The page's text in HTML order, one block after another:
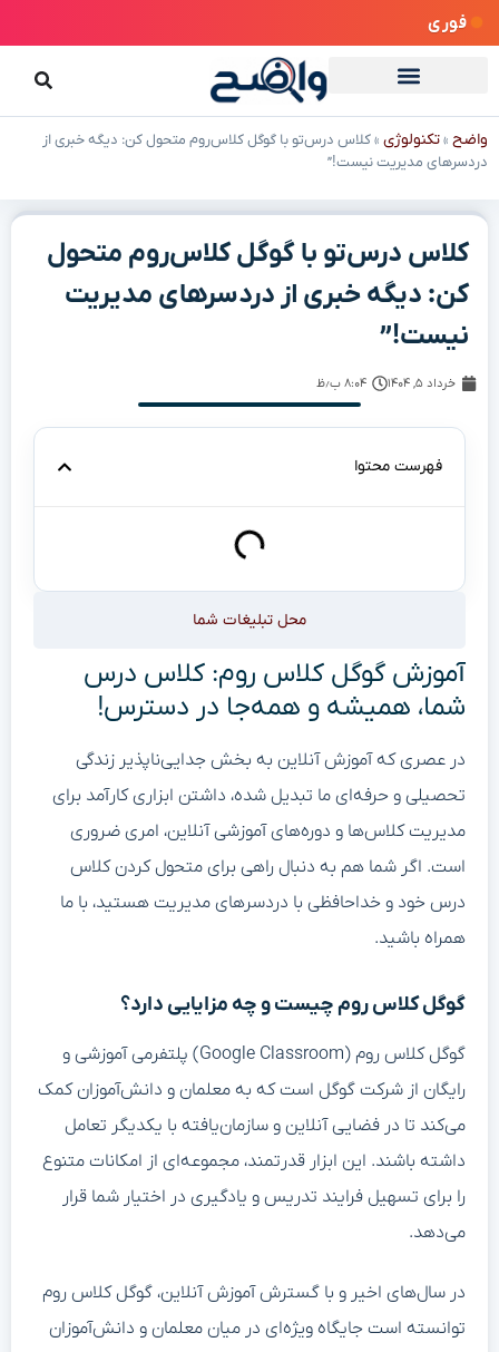
فوری
واضح »تکنولوژی »کلاس درس‌تو با گوگل کلاس‌روم متحول کن: دیگه خبری از
دردسرهای مدیریت نیست!”
کلاس درس‌تو با گوگل کلاس‌روم متحول
کن: دیگه خبری از دردسرهای مدیریت
نیست!”
خرداد ۵, ۱۴۰۴ ۸:۰۴ ب٫ظ
فهرست محتوا
محل تبلیغات شما
آموزش گوگل کلاس روم: کلاس درس
شما، همیشه و همه‌جا در دسترس!
در عصری که آموزش آنلاین به بخش جدایی‌ناپذیر زندگی
تحصیلی و حرفه‌ای ما تبدیل شده، داشتن ابزاری کارآمد برای
مدیریت کلاس‌ها و دوره‌های آموزشی آنلاین، امری ضروری
است. اگر شما هم به دنبال راهی برای متحول کردن کلاس
درس خود و خداحافظی با دردسرهای مدیریت هستید، با ما
همراه باشید.
گوگل کلاس روم چیست و چه مزایایی دارد؟
گوگل کلاس روم (Google Classroom) پلتفرمی آموزشی و
رایگان از شرکت گوگل است که به معلمان و دانش‌آموزان کمک
می‌کند تا در فضایی آنلاین و سازمان‌یافته با یکدیگر تعامل
داشته باشند. این ابزار قدرتمند، مجموعه‌ای از امکانات متنوع
را برای تسهیل فرایند تدریس و یادگیری در اختیار شما قرار
می‌دهد.
در سال‌های اخیر و با گسترش آموزش آنلاین، گوگل کلاس روم
توانسته است جایگاه ویژه‌ای در میان معلمان و دانش‌آموزان